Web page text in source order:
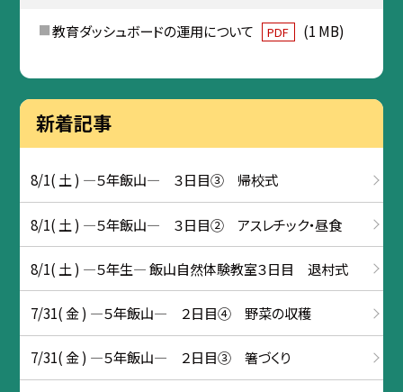
教育ダッシュボードの運用について PDF (1 MB)
新着記事
8/1( 土 ) ―５年飯山― ３日目③ 帰校式
8/1( 土 ) ―５年飯山― ３日目② アスレチック・昼食
8/1( 土 ) ―５年生― 飯山自然体験教室３日目 退村式
7/31( 金 ) ―５年飯山― ２日目④ 野菜の収穫
7/31( 金 ) ―５年飯山― ２日目③ 箸づくり